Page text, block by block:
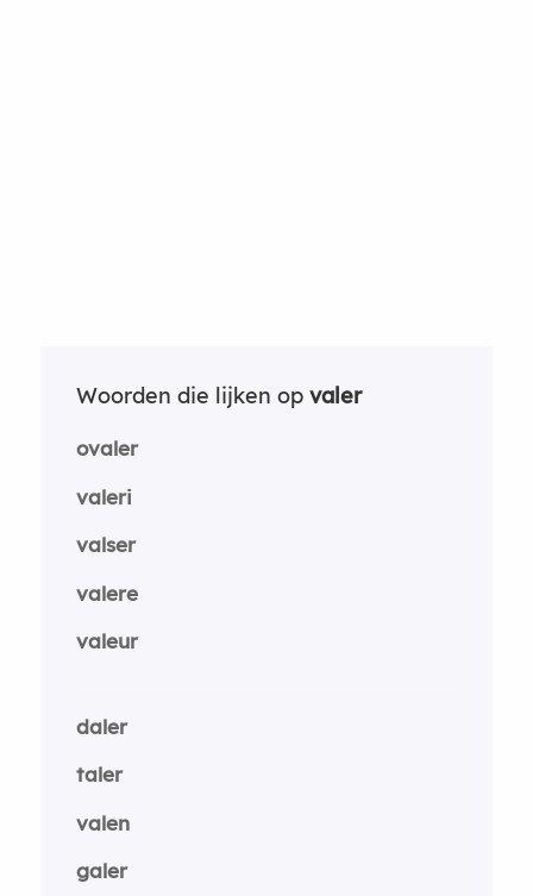
Woorden die lijken op valer
ovaler
valeri
valser
valere
valeur
daler
taler
valen
galer